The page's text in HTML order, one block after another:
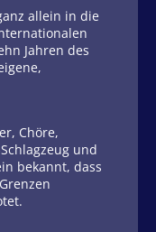
allein in die
Jahren des
Chöre,
und
bekannt, dass